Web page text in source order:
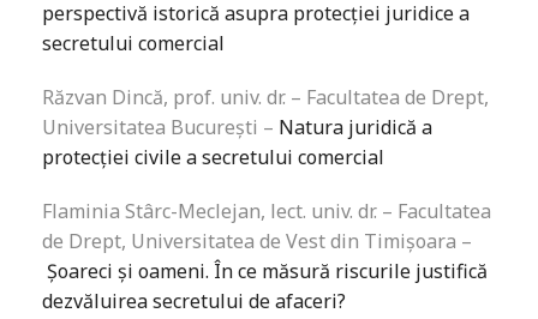
perspectivă istorică asupra protecției juridice a
secretului comercial
Răzvan Dincă, prof. univ. dr. – Facultatea de Drept,
Universitatea București – Natura juridică a
protecției civile a secretului comercial
Flaminia Stârc-Meclejan, lect. univ. dr. – Facultatea
de Drept, Universitatea de Vest din Timișoara –
Șoareci și oameni. În ce măsură riscurile justifică
dezvăluirea secretului de afaceri?